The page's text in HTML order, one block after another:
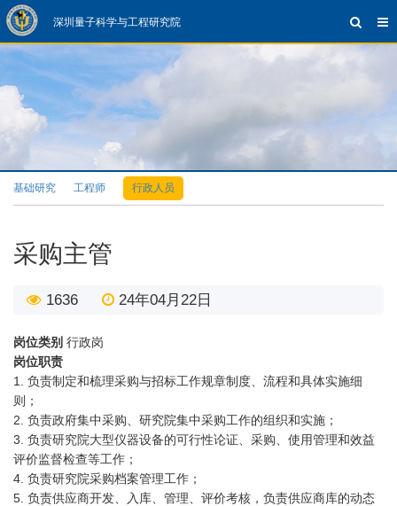
深圳量子科学与工程研究院
基础研究 工程师 行政人员
采购主管
1636 24年04月22日
岗位类别 行政岗
岗位职责
1. 负责制定和梳理采购与招标工作规章制度、流程和具体实施细
则；
2. 负责政府集中采购、研究院集中采购工作的组织和实施；
3. 负责研究院大型仪器设备的可行性论证、采购、使用管理和效益
评价监督检查等工作；
4. 负责研究院采购档案管理工作；
5. 负责供应商开发、入库、管理、评价考核，负责供应商库的动态